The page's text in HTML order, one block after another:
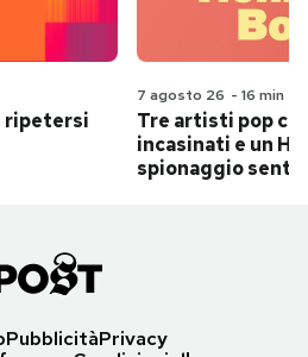
ripetersi
7 agosto 26 - 16 min
Tre artisti pop
incasinati e un
spionaggio
PubblicitàPrivacy